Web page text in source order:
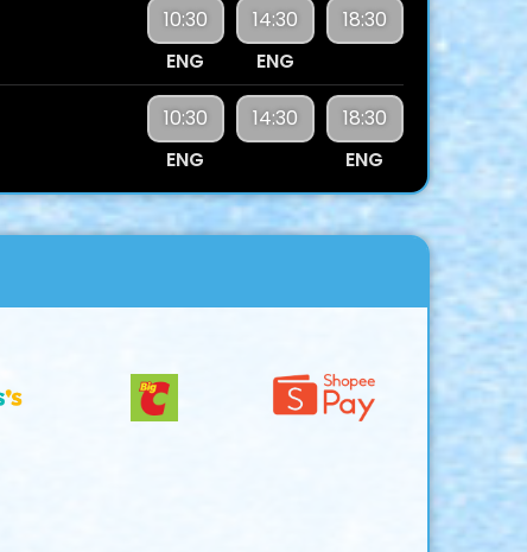
10:30
ENG
14:30
ENG
18:30
10:30
ENG
14:30
18:30
ENG